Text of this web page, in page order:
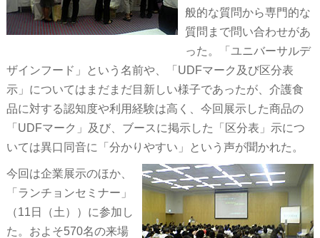
般的な質問から専門的な
質問まで問い合わせがあ
った。「ユニバーサルデ
ザインフード」という名前や、「UDFマーク及び区分表
示」についてはまだまだ目新しい様子であったが、介護食
品に対する認知度や利用経験は高く、今回展示した商品の
「UDFマーク」及び、ブースに掲示した「区分表」示につ
いては異口同音に「分かりやすい」という声が聞かれた。
今回は企業展示のほか、
「ランチョンセミナー」
（11日（土））に参加し
た。およそ570名の来場